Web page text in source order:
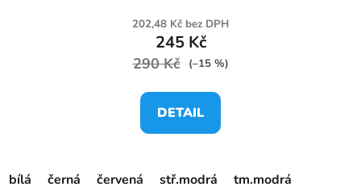
202,48 Kč bez DPH
245 Kč
290 Kč (–15 %)
DETAIL
bílá černá červená stř.modrá tm.modrá